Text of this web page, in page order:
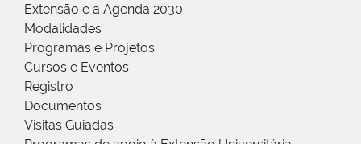
Extensão e a Agenda 2030
Modalidades
Programas e Projetos
Cursos e Eventos
Registro
Documentos
Visitas Guiadas